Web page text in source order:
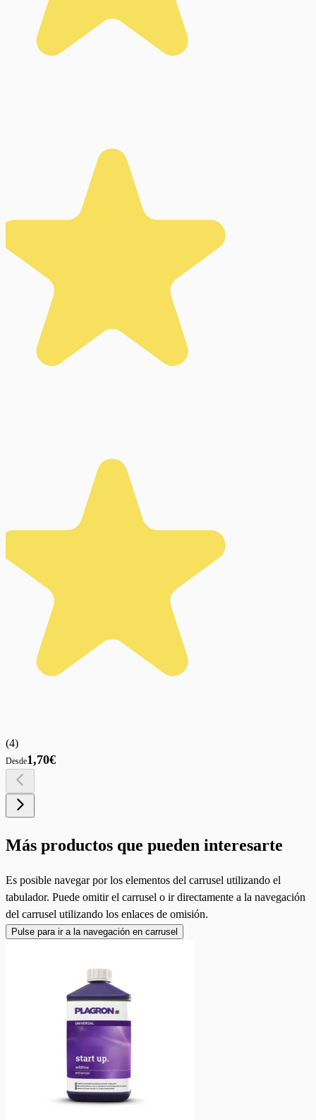
(4)
Desde1,70€
Más productos que pueden interesarte
Es posible navegar por los elementos del carrusel utilizando el
tabulador. Puede omitir el carrusel o ir directamente a la navegación
del carrusel utilizando los enlaces de omisión.
Pulse para ir a la navegación en carrusel